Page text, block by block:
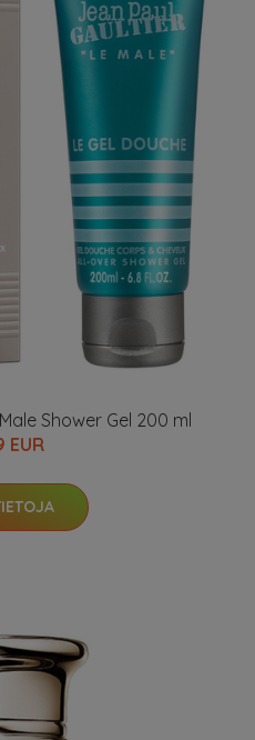
Shower Gel 200 ml
EUR